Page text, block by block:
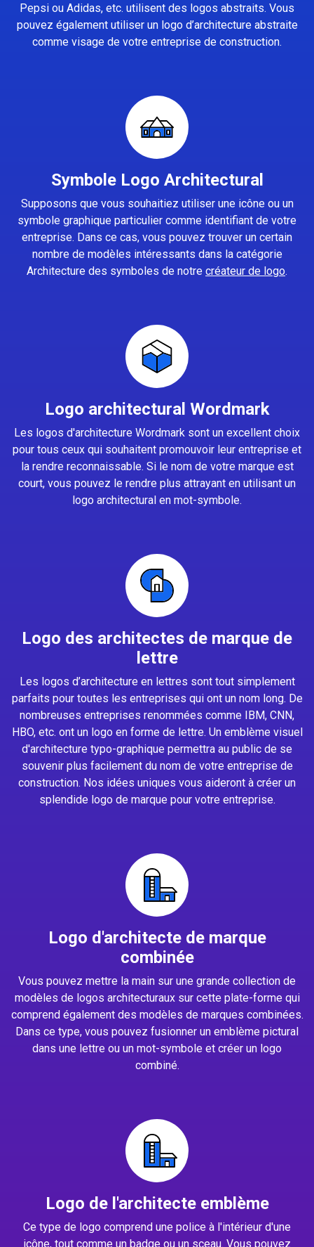
Pepsi ou Adidas, etc. utilisent des logos abstraits. Vous
pouvez également utiliser un logo d’architecture abstraite
comme visage de votre entreprise de construction.
Symbole Logo Architectural
Supposons que vous souhaitiez utiliser une icône ou un
symbole graphique particulier comme identifiant de votre
entreprise. Dans ce cas, vous pouvez trouver un certain
nombre de modèles intéressants dans la catégorie
Architecture des symboles de notre créateur de logo.
Logo architectural Wordmark
Les logos d'architecture Wordmark sont un excellent choix
pour tous ceux qui souhaitent promouvoir leur entreprise et
la rendre reconnaissable. Si le nom de votre marque est
court, vous pouvez le rendre plus attrayant en utilisant un
logo architectural en mot-symbole.
Logo des architectes de marque de
lettre
Les logos d’architecture en lettres sont tout simplement
parfaits pour toutes les entreprises qui ont un nom long. De
nombreuses entreprises renommées comme IBM, CNN,
HBO, etc. ont un logo en forme de lettre. Un emblème visuel
d'architecture typo-graphique permettra au public de se
souvenir plus facilement du nom de votre entreprise de
construction. Nos idées uniques vous aideront à créer un
splendide logo de marque pour votre entreprise.
Logo d'architecte de marque
combinée
Vous pouvez mettre la main sur une grande collection de
modèles de logos architecturaux sur cette plate-forme qui
comprend également des modèles de marques combinées.
Dans ce type, vous pouvez fusionner un emblème pictural
dans une lettre ou un mot-symbole et créer un logo
combiné.
Logo de l'architecte emblème
Ce type de logo comprend une police à l'intérieur d'une
icône, tout comme un badge ou un sceau. Vous pouvez